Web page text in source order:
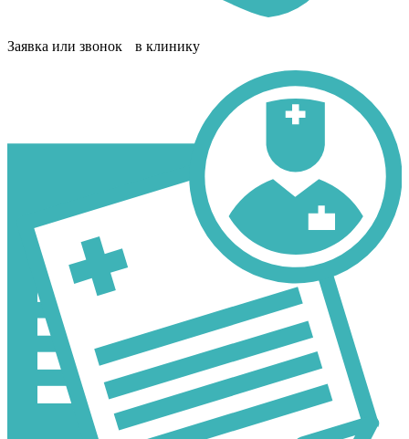
Заявка или звонок в клинику